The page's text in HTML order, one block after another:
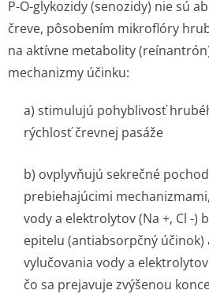
P-O-glykozidy (senozidy) nie sú
čreve, pôsobením mikroflóry
na aktívne metabolity
mechanizmy účinku:
a) stimulujú pohyblivosť
rýchlosť črevnej pasáže
b) ovplyvňujú sekrečné
prebiehajúcimi
vody a elektrolytov (Na +, Cl -)
epitelu (antiabsorpčný účinok)
vylučovania vody a
čo sa prejavuje zvýšenou